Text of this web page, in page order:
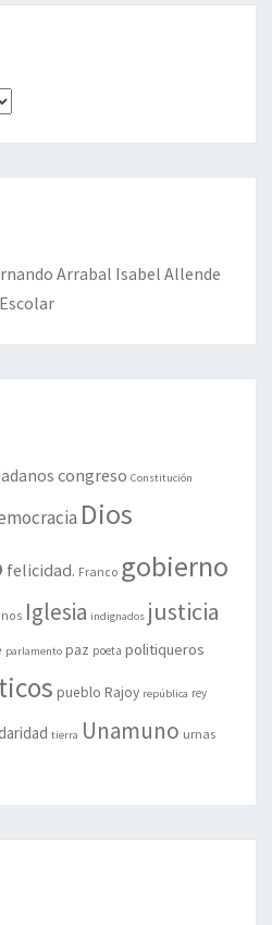
Arrabal Isabel Allende
congreso Constitución
Dios
felicidad. Franco gobierno
Iglesia indignados justicia
parlamento paz poeta politiqueros
pueblo Rajoy república rey
tierra Unamuno urnas